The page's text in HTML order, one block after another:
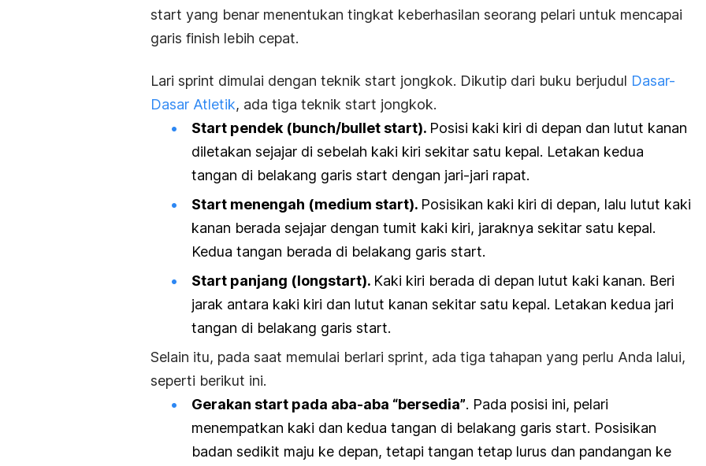
start yang benar menentukan tingkat keberhasilan seorang pelari untuk mencapai
garis finish lebih cepat.
Lari sprint dimulai dengan teknik start jongkok. Dikutip dari buku berjudul Dasar-
Dasar Atletik, ada tiga teknik start jongkok.
Start pendek (bunch/bullet start). Posisi kaki kiri di depan dan lutut kanan
diletakan sejajar di sebelah kaki kiri sekitar satu kepal. Letakan kedua
tangan di belakang garis start dengan jari-jari rapat.
Start menengah (medium start). Posisikan kaki kiri di depan, lalu lutut kaki
kanan berada sejajar dengan tumit kaki kiri, jaraknya sekitar satu kepal.
Kedua tangan berada di belakang garis start.
Start panjang (longstart). Kaki kiri berada di depan lutut kaki kanan. Beri
jarak antara kaki kiri dan lutut kanan sekitar satu kepal. Letakan kedua jari
tangan di belakang garis start.
Selain itu, pada saat memulai berlari sprint, ada tiga tahapan yang perlu Anda lalui,
seperti berikut ini.
Gerakan start pada aba-aba “bersedia”. Pada posisi ini, pelari
menempatkan kaki dan kedua tangan di belakang garis start. Posisikan
badan sedikit maju ke depan, tetapi tangan tetap lurus dan pandangan ke